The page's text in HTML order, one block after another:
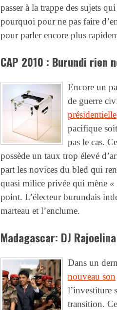
passer à la trappe des sujets
pourquoi pour ne pas faire
pour parler encore plus
CAP 2010 : Burundi rien
Encore un
de guerre
présidentielle
pacifique
pas le cas.
possède un taux trop élevé
part les novices du bled qui
quasi milice privée qui mène «
point. L’électeur burundais
marteau et l’enclume.
Madagascar: DJ
Dans un
nouveau son
l’investiture
transition.